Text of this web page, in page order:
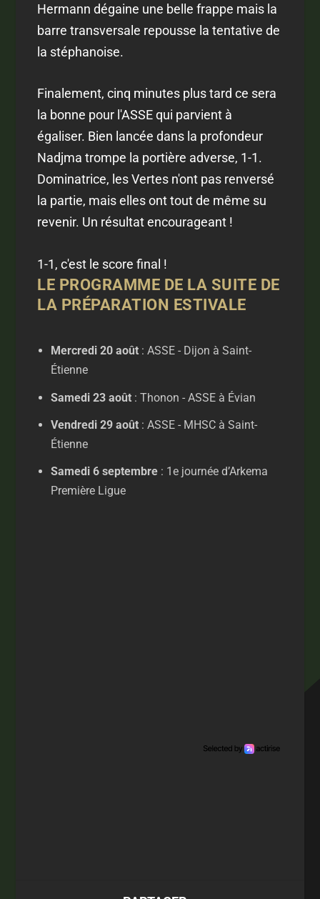
Hermann dégaine une belle frappe mais la
barre transversale repousse la tentative de
la stéphanoise.
Finalement, cinq minutes plus tard ce sera
la bonne pour l'ASSE qui parvient à
égaliser. Bien lancée dans la profondeur
Nadjma trompe la portière adverse, 1-1.
Dominatrice, les Vertes n'ont pas renversé
la partie, mais elles ont tout de même su
revenir. Un résultat encourageant !
1-1, c'est le score final !
LE PROGRAMME DE LA SUITE DE
LA PRÉPARATION ESTIVALE
Mercredi 20 août : ASSE - Dijon à Saint-
Étienne
Samedi 23 août : Thonon - ASSE à Évian
Vendredi 29 août: ASSE - MHSC à Saint-
Étienne
Samedi 6 septembre : 1e journée d’Arkema
Première Ligue